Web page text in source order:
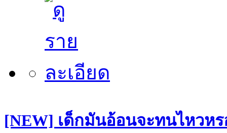
[NEW] เด็กมันอ้อนจะทนไหวห